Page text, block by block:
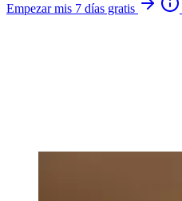
Empezar mis 7 días gratis